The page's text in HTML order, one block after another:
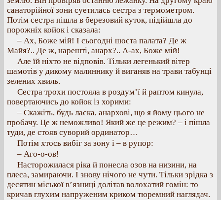
санаторійної зони суетилась сестра з термометром.
Потім сестра пішла в березовий куток, підійшла до
порожніх койок і сказала:
– Ах, Боже мій! І сьогодні шоста палата? Де ж
Майя?.. Де ж, нарешті, анарх?.. А-ах, Боже мій!
Але їй ніхто не відповів. Тільки легенький вітер
шамотів у дикому малиннику й виганяв на трави табунці
зелених хвиль.
Сестра трохи постояла в роздум’ї й раптом кинула,
повертаючись до койок із хорими:
– Скажіть, будь ласка, анархові, що я йому цього не
пробачу. Це ж неможливо! Який же це режим? – і пішла
туди, де стояв суворий ординатор…
Потім хтось вибіг за зону і – в рупор:
– Аго-о-ов!
Насторожилася ріка й понесла озов на низини, на
плеса, замираючи. І знову нічого не чути. Тільки зрідка з
десятин міської в’язниці долітав волохатий гомін: то
кричав глухим напруженим криком тюремний наглядач.